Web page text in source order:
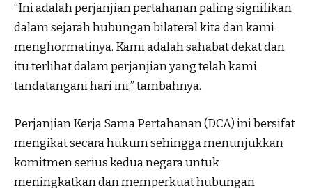
“Ini adalah perjanjian pertahanan paling signifikan
dalam sejarah hubungan bilateral kita dan kami
menghormatinya. Kami adalah sahabat dekat dan
itu terlihat dalam perjanjian yang telah kami
tandatangani hari ini,” tambahnya.
Perjanjian Kerja Sama Pertahanan (DCA) ini bersifat
mengikat secara hukum sehingga menunjukkan
komitmen serius kedua negara untuk
meningkatkan dan memperkuat hubungan